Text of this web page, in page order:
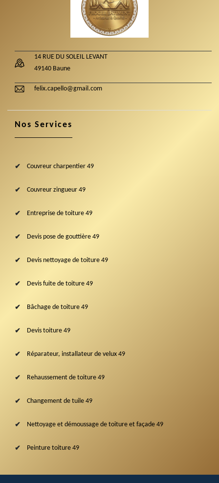
14 RUE DU SOLEIL LEVANT
49140 Baune
felix.capello@gmail.com
Nos Services
Couvreur charpentier 49
Couvreur zingueur 49
Entreprise de toiture 49
Devis pose de gouttière 49
Devis nettoyage de toiture 49
Devis fuite de toiture 49
Bâchage de toiture 49
Devis toiture 49
Réparateur, installateur de velux 49
Rehaussement de toiture 49
Changement de tuile 49
Nettoyage et démoussage de toiture et façade 49
Peinture toiture 49